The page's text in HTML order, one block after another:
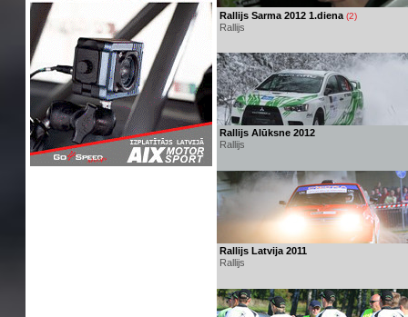
Rallijs Sarma 2012 1.diena (2)
Rallijs
Rallijs Alūksne 2012
Rallijs
Rallijs Latvija 2011
Rallijs